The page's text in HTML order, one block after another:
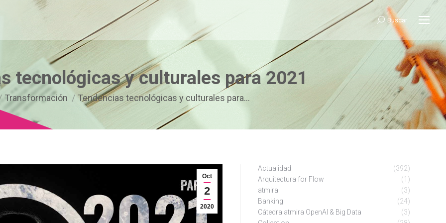
Buscar:
Buscar
tecnológicas y culturales para 2021
Transformación Tendencias tecnológicas y culturales para…
Oct
2
2020
Actualidad
(392)
Arquitectura for Flow
(1)
atmira
(3)
Banking
(24)
Cátedra atmira OpenAI & Big Data
(3)